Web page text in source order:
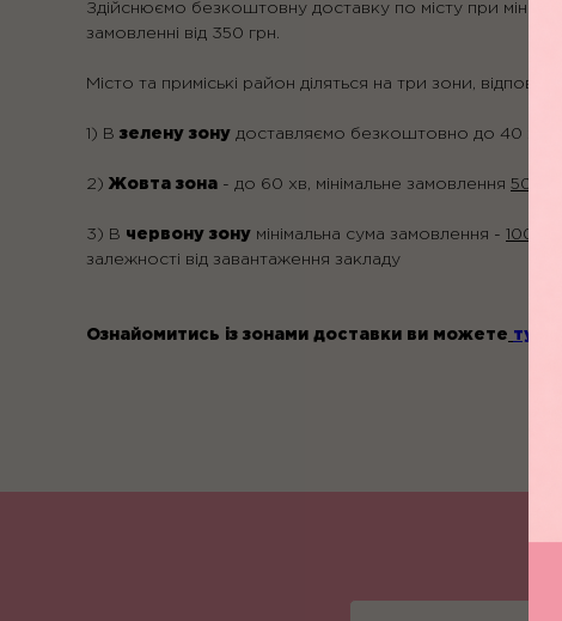
Здійснюємо безкоштовну доставку по місту при
замовленні від 350 грн.
Місто та приміські район діляться на три зони,
1) В зелену зону доставляємо безкоштовно до 40 хв,
2) Жовта зона - до 60 хв, мінімальне замовлення 500
3) В червону зону мінімальна сума замовлення - 1000
залежності від завантаження закладу
Ознайомитись із зонами доставки ви можете тут